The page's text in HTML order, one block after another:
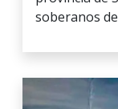
soberanos